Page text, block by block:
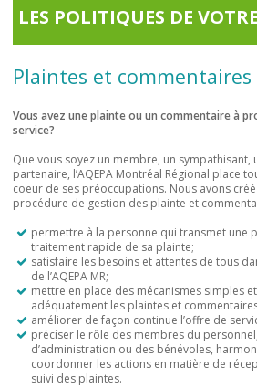
LES POLITIQUES DE
Plaintes et commentaires
Vous avez une plainte ou un commentaire à
service?
Que vous soyez un membre, un sympathisant,
partenaire, l’AQEPA Montréal Régional place
coeur de ses préoccupations. Nous avons
procédure de gestion des plainte et
permettre à la personne qui transmet une
traitement rapide de sa plainte;
satisfaire les besoins et attentes de tous
de l’AQEPA MR;
mettre en place des mécanismes simples
adéquatement les plaintes et
améliorer de façon continue l’offre de
préciser le rôle des membres du
d’administration ou des bénévoles,
coordonner les actions en matière de
suivi des plaintes.